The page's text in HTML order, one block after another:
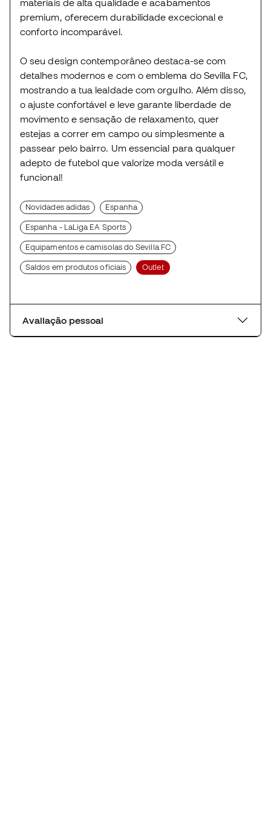
materiais de alta qualidade e acabamentos
premium, oferecem durabilidade excecional e
conforto incomparável.
O seu design contemporâneo destaca-se com
detalhes modernos e com o emblema do Sevilla FC,
mostrando a tua lealdade com orgulho. Além disso,
o ajuste confortável e leve garante liberdade de
movimento e sensação de relaxamento, quer
estejas a correr em campo ou simplesmente a
passear pelo bairro. Um essencial para qualquer
adepto de futebol que valorize moda versátil e
funcional!
Novidades adidas Espanha
Espanha - LaLiga EA Sports
Equipamentos e camisolas do Sevilla FC
Saldos em produtos oficiais Outlet
Avaliação pessoal